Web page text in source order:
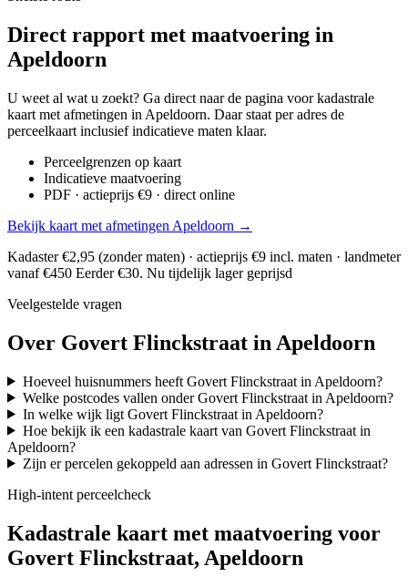
Direct rapport met maatvoering in
Apeldoorn
U weet al wat u zoekt? Ga direct naar de pagina voor kadastrale
kaart met afmetingen in Apeldoorn. Daar staat per adres de
perceelkaart inclusief indicatieve maten klaar.
Perceelgrenzen op kaart
Indicatieve maatvoering
PDF · actieprijs €9 · direct online
Bekijk kaart met afmetingen Apeldoorn →
Kadaster €2,95 (zonder maten) · actieprijs €9 incl. maten · landmeter
vanaf €450 Eerder €30. Nu tijdelijk lager geprijsd
Veelgestelde vragen
Over Govert Flinckstraat in Apeldoorn
Hoeveel huisnummers heeft Govert Flinckstraat in Apeldoorn?
Welke postcodes vallen onder Govert Flinckstraat in Apeldoorn?
In welke wijk ligt Govert Flinckstraat in Apeldoorn?
Hoe bekijk ik een kadastrale kaart van Govert Flinckstraat in
Apeldoorn?
Zijn er percelen gekoppeld aan adressen in Govert Flinckstraat?
High-intent perceelcheck
Kadastrale kaart met maatvoering voor
Govert Flinckstraat, Apeldoorn